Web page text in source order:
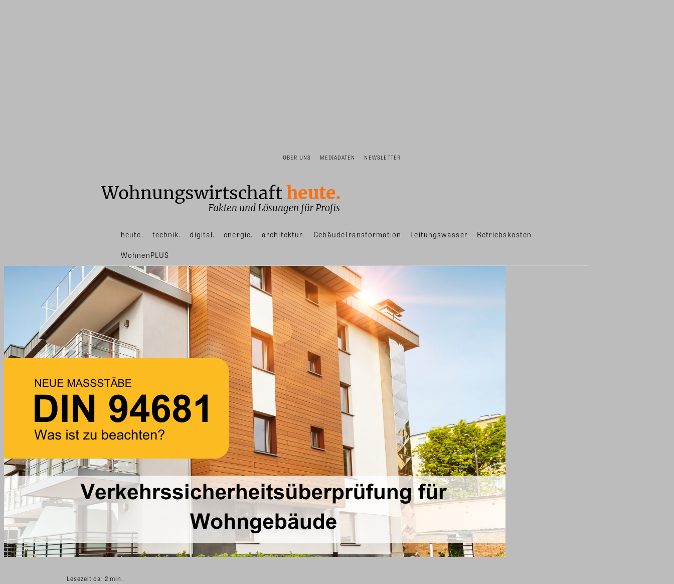
ÜBER UNS MEDIADATEN NEWSLETTER
heute. technik. digital. energie. architektur. GebäudeTransformation Leitungswasser Betriebskosten
WohnenPLUS
Lesezeit ca: 2 min.